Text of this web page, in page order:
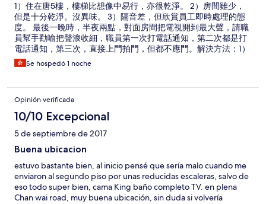
1）住在唐5樓，樓梯比想像中易行，亦很乾淨。 2）房間雖少，
但是十分乾淨。沒異味。 3）隔音差，但欣賞員工即時處理的態
度。 最後一晚時，半夜兩點，對面房間把電視開到最大聲，請職
員幫手勸喻把聲浪收細，職員第一次打電話通知，第二次都是打
電話通知，第三次，直接上門拍門，但都不應門。解決方法：1）
延期退房至下午3時 2）轉房 4）如果身高超過165cm 的話，睡床
會頂頂腳。
Se hospedó 1 noche
Opinión verificada
10/10 Excepcional
5 de septiembre de 2017
Buena ubicacion
estuvo bastante bien, al inicio pensé que sería malo cuando me
enviaron al segundo piso por unas reducidas escaleras, salvo de
eso todo super bien, cama King baño completo TV. en plena
Chan wai road, muy buena ubicación, sin duda si volvería